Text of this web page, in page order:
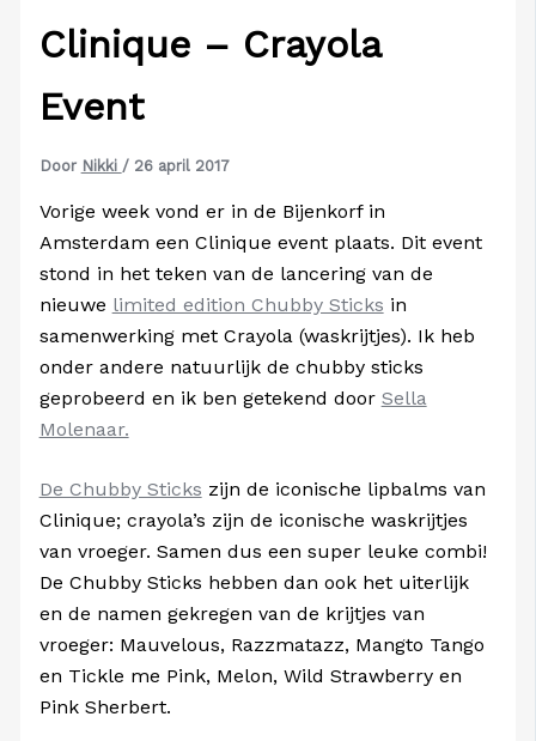
Clinique – Crayola
Event
Door Nikki / 26 april 2017
Vorige week vond er in de Bijenkorf in
Amsterdam een Clinique event plaats. Dit event
stond in het teken van de lancering van de
nieuwe limited edition Chubby Sticks in
samenwerking met Crayola (waskrijtjes). Ik heb
onder andere natuurlijk de chubby sticks
geprobeerd en ik ben getekend door Sella
Molenaar.
De Chubby Sticks zijn de iconische lipbalms van
Clinique; crayola’s zijn de iconische waskrijtjes
van vroeger. Samen dus een super leuke combi!
De Chubby Sticks hebben dan ook het uiterlijk
en de namen gekregen van de krijtjes van
vroeger: Mauvelous, Razzmatazz, Mangto Tango
en Tickle me Pink, Melon, Wild Strawberry en
Pink Sherbert.